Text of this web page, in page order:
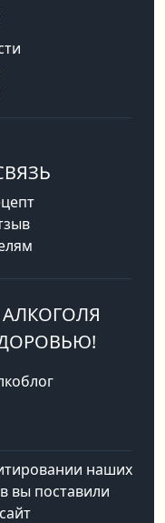
АЛКОГОЛЯ
наших
вы поставили